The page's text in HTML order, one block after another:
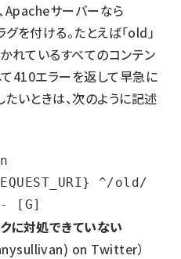
Apacheサーバーなら
を付ける。たとえば「old」
れているすべてのコンテン
て410エラーを返して早急に
いときは、次のように記述
^/old/
[G]
に対処できていない
on Twitter）